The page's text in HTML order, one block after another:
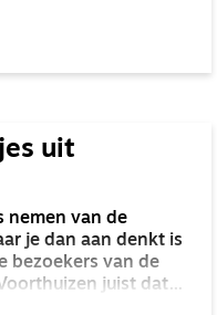
uit
nemen van de
je dan aan denkt is
bezoekers van de
juist dat